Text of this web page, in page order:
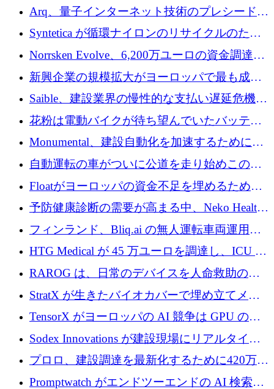
ためにシリーズCで7,000万ドルを調達
Arq、量子インターネット技術のプレシードと
して140万ドルを確保
Syntetica が循環ナイロンのリサイクルのため
にシリーズ A で 3,000 万ドルを調達
Norrsken Evolve、6,200万ユーロの資金調達
後、アムステルダムに根を張る
新興企業の規模拡大がヨーロッパで最も成功
した創業者を生み出す、アントラー氏が発見
Saible、建設業界の慢性的な支払い遅延危機に
対処するために 290 万ポンドを調達
花粉は電動バイクが待ち望んでいたバッテリ
ー交換ネットワークを構築している
Monumental、建設自動化を加速するためにシ
リーズ B で 3,200 万ドルを確保
自動運転の車がついに公道を走り始めこの国
が世界をリードしようとしている
Floatがヨーロッパの資金不足を埋めるために
シリーズAで450万ユーロを調達
予防健康診断の需要が高まる中、Neko Health
が 7 億ドルを調達
フィンランド、Bliq.ai の無人運転車両運用を
認可
HTG Medical が 45 万ユーロを調達し、ICU の
尿モニタリングを自動化するための MDR 認
証を獲得
RAROG は、日常のデバイスを人命救助の救
助ビーコンに変えるために 16 万 2,000 ユーロ
StratX が生きたバイオカバーで埋め立てメタ
ン対策に 119 万ドルを調達
TensorX がヨーロッパの AI 競争は GPU の所
有者によって決まると考える理由
Sodex Innovations が建設現場にリアルタイム
のインテリジェンスをもたらすために 400 万
ユーロを確保
プロロ、建設調達を最新化するために420万ポ
ンドを調達
Promptwatch がエンドツーエンドの AI 検索最